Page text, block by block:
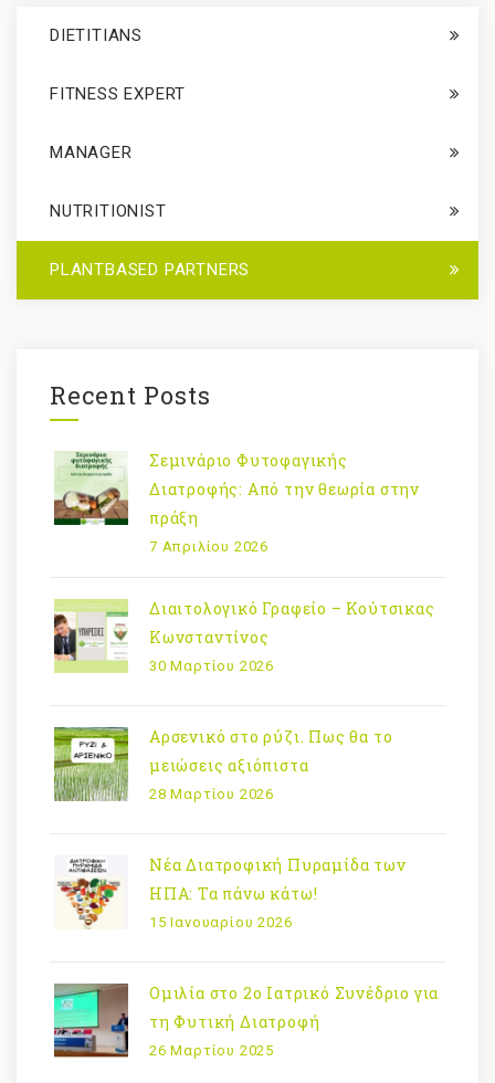
DIETITIANS
FITNESS EXPERT
MANAGER
NUTRITIONIST
PLANTBASED PARTNERS
Recent Posts
Σεμινάριο Φυτοφαγικής
Διατροφής: Από την θεωρία στην
πράξη
7 Απριλίου 2026
Διαιτολογικό Γραφείο – Κούτσικας
Κωνσταντίνος
30 Μαρτίου 2026
Αρσενικό στο ρύζι. Πως θα το
μειώσεις αξιόπιστα
28 Μαρτίου 2026
Νέα Διατροφική Πυραμίδα των
ΗΠΑ: Τα πάνω κάτω!
15 Ιανουαρίου 2026
Ομιλία στο 2ο Ιατρικό Συνέδριο για
τη Φυτική Διατροφή
26 Μαρτίου 2025